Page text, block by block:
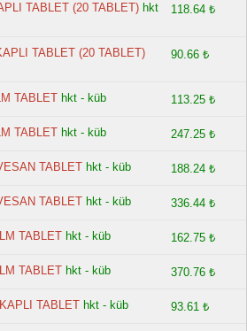
TABLET (20 TABLET) hkt
118.64 ₺
TABLET (20 TABLET)
90.66 ₺
TABLET hkt - küb 113.25 ₺
TABLET hkt - küb 247.25 ₺
TABLET hkt - küb 188.24 ₺
TABLET hkt - küb 336.44 ₺
TABLET hkt - küb 162.75 ₺
TABLET hkt - küb 370.76 ₺
TABLET hkt - küb 93.61 ₺